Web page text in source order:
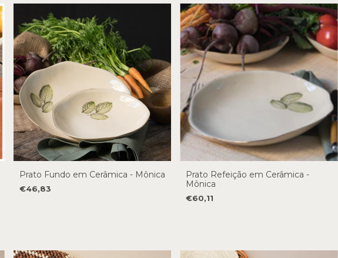
Prato Fundo em Cerâmica - Mônica
€46,83
Prato Refeição em Cerâmica -
Mônica
€60,11